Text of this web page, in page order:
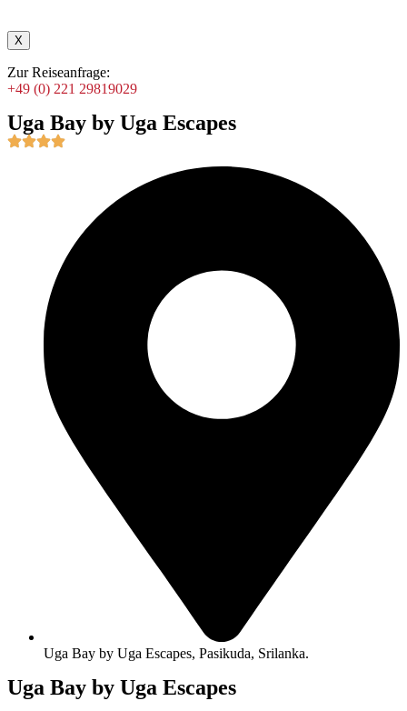
X
Zur Reiseanfrage:
+49 (0) 221 29819029
Uga Bay by Uga Escapes
Uga Bay by Uga Escapes, Pasikuda, Srilanka.
Uga Bay by Uga Escapes